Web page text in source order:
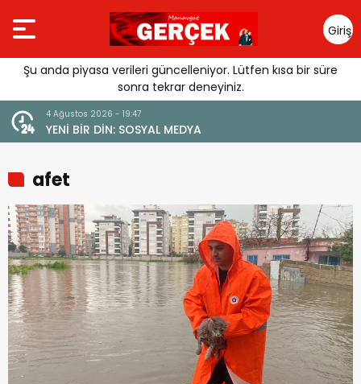
Giriş
Yap
Şu anda piyasa verileri güncelleniyor. Lütfen kısa bir süre
sonra tekrar deneyiniz.
4 Ağustos 2026 - 19:47
YENİ BİR DİN: SOSYAL MEDYA
afet